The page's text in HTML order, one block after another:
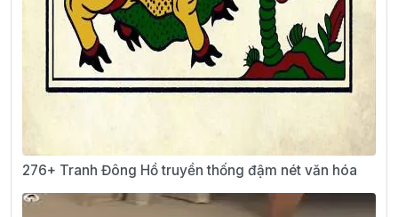
276+ Tranh Đông Hồ truyền thống đậm nét văn hóa